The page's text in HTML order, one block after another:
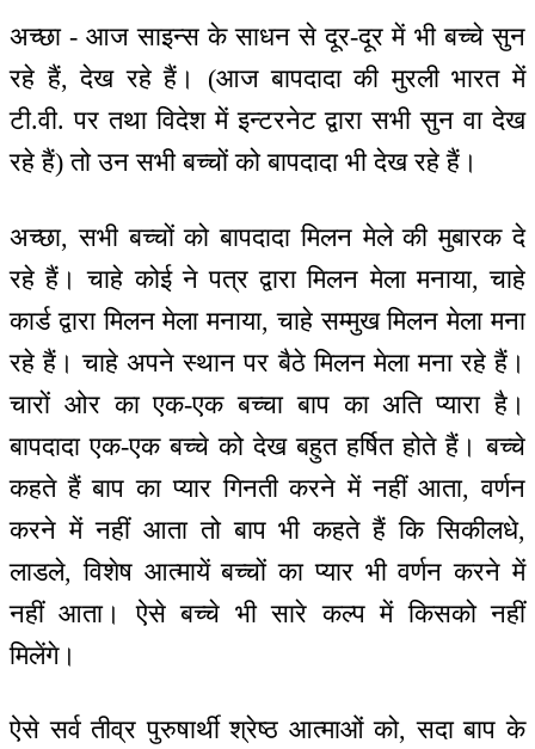
अच्छा - आज साइन्स के साधन से दूर-दूर में भी बच्चे सुन
रहे हैं, देख रहे हैं। (आज बापदादा की मुरली भारत में
टी.वी. पर तथा विदेश में इन्टरनेट द्वारा सभी सुन वा देख
रहे हैं) तो उन सभी बच्चों को बापदादा भी देख रहे हैं।
अच्छा, सभी बच्चों को बापदादा मिलन मेले की मुबारक दे
रहे हैं। चाहे कोई ने पत्र द्वारा मिलन मेला मनाया, चाहे
कार्ड द्वारा मिलन मेला मनाया, चाहे सम्मुख मिलन मेला मना
रहे हैं। चाहे अपने स्थान पर बैठे मिलन मेला मना रहे हैं।
चारों ओर का एक-एक बच्चा बाप का अति प्यारा है।
बापदादा एक-एक बच्चे को देख बहुत हर्षित होते हैं। बच्चे
कहते हैं बाप का प्यार गिनती करने में नहीं आता, वर्णन
करने में नहीं आता तो बाप भी कहते हैं कि सिकीलधे,
लाडले, विशेष आत्मायें बच्चों का प्यार भी वर्णन करने में
नहीं आता। ऐसे बच्चे भी सारे कल्प में किसको नहीं
मिलेंगे।
ऐसे सर्व तीव्र पुरुषार्थी श्रेष्ठ आत्माओं को, सदा बाप के